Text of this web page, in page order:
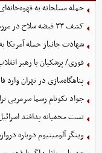
حمله مسلحانه به قهوه‌خانه‌ای در
کشف ۳۳ قبضه سلاح در مرزهای آذربایجان غربی
شهادت جانباز حمله آمریکا
فوری/ پزشکیان با رهبر
پناهگاه‌سازی در تهران وارد
جواد نکونام رسما سرمربی
تست مخفیانه پدافند
وینگر آلومینیوم دوباره